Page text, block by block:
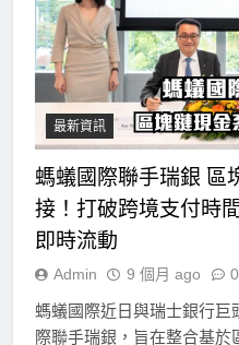
最新資訊
螞蟻國際聯手瑞銀 區
接！打破跨境支付時
即時流動
Admin 9 個月 ago 0
螞蟻國際近日與瑞士銀行巨
際聯手瑞銀，旨在整合基